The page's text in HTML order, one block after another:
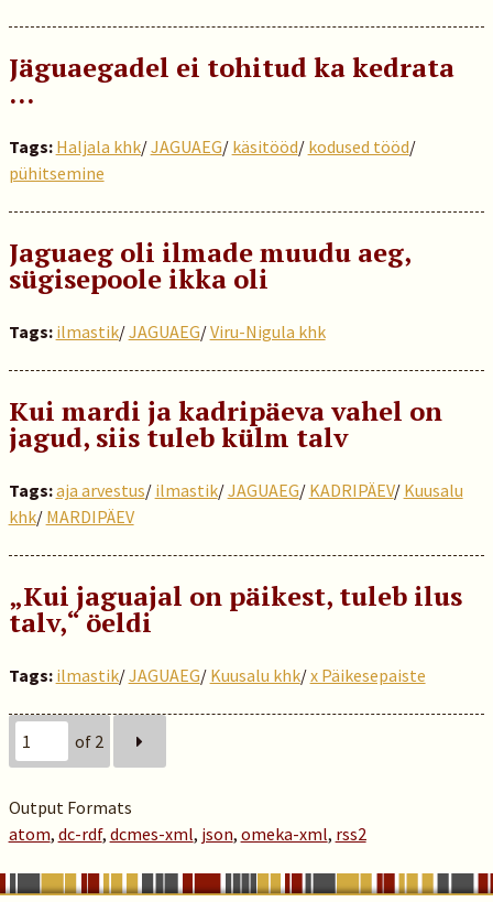
Jäguaegadel ei tohitud ka kedrata
...
Tags: Haljala khk/JAGUAEG/ käsitööd/ kodused tööd/
pühitsemine
Jaguaeg oli ilmade muudu aeg,
sügisepoole ikka oli
Tags: ilmastik/JAGUAEG/Viru-Nigula khk
Kui mardi ja kadripäeva vahel on
jagud, siis tuleb külm talv
Tags:aja arvestus/ ilmastik/JAGUAEG/ KADRIPÄEV/ Kuusalu
khk/ MARDIPÄEV
„Kui jaguajal on päikest, tuleb ilus
talv,“ öeldi
Tags: ilmastik/JAGUAEG/ Kuusalu khk/x Päikesepaiste
of 2
Output Formats
atom, dc-rdf, dcmes-xml, json, omeka-xml, rss2